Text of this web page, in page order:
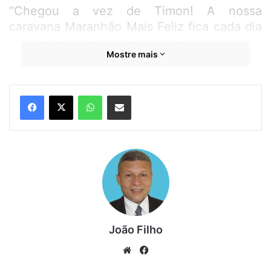
“Chegou a vez de Timon! A nossa
caravana Maranhão Mais Feliz fica cada dia
festa da democracia”, disse
Timon é a sexta cidade a receber os
encontros regionais promovidos pelo PDT.
O próximo municípios será em São Luís.
Maranhão Mais Feliz
Timon Weverton
Mostre mais
João Filho
We